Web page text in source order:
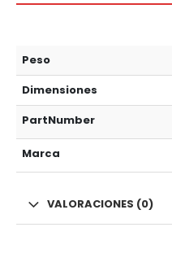
Peso
Dimensiones
PartNumber
Marca
VALORACIONES (0)